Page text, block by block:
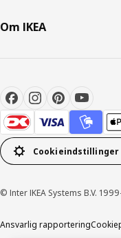
Om IKEA
Cookieindstillinger
© Inter IKEA Systems B.V.
Ansvarlig rapportering